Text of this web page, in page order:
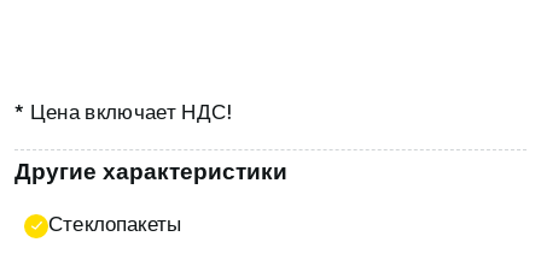
* Цена включает НДС!
Другие характеристики
Стеклопакеты